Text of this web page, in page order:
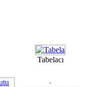
Tabelacı